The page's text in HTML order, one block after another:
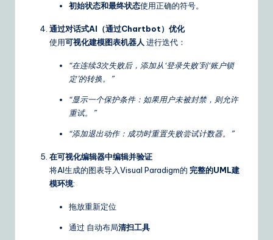
初始状态和最终状态使用正确的符号。
通过对话式AI（通过Chartbot）优化
使用可视化建模图表机器人 进行迭代：
“在连续3次失败后，添加从‘登录失败’到‘账户锁
定’的转换。”
“显示一个保护条件：如果用户未被封禁，则允许
重试。”
“添加退出动作：成功时重置失败尝试计数器。”
在可视化编辑器中编辑并验证
将AI生成的图表导入Visual Paradigm的 完整的UML建
模环境:
拖放重新定位
通过 自动布局清扫工具